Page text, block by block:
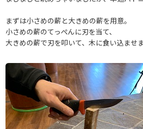
まずは小さめの薪と大きめの薪を用意。
小さめの薪のてっぺんに刃を当て、
大きめの薪で刃を叩いて、木に食い込ませ